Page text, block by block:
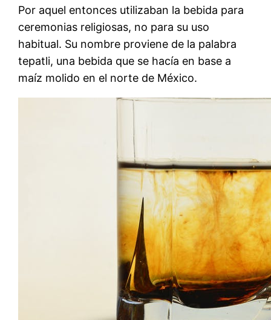
Por aquel entonces utilizaban la bebida para
ceremonias religiosas, no para su uso
habitual. Su nombre proviene de la palabra
tepatli, una bebida que se hacía en base a
maíz molido en el norte de México.